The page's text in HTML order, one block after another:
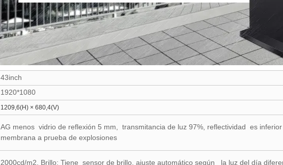
43inch
1920*1080
1209,6(H) × 680,4(V)
AG menos vidrio de reflexión 5 mm, transmitancia de luz 97%, reflectividad es
membrana a prueba de explosiones
2000cd/m2, Brillo: Tiene sensor de brillo, ajuste automático según la luz del día